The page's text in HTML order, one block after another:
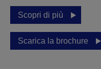
Scopri di più
Scarica la brochure